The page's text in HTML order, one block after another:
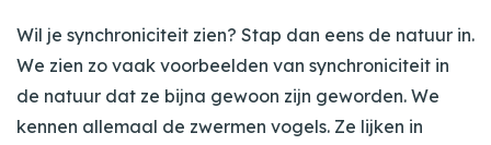
Wil je synchroniciteit zien? Stap dan eens de natuur in.
We zien zo vaak voorbeelden van synchroniciteit in
de natuur dat ze bijna gewoon zijn geworden. We
kennen allemaal de zwermen vogels. Ze lijken in